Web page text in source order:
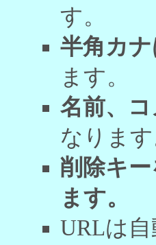
す。
半角カ
ます。
名前、
なります
削除キ
ます。
URLは